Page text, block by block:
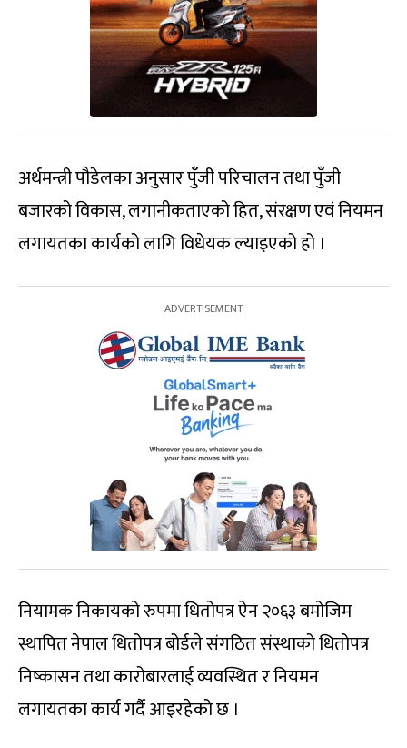
अर्थमन्त्री पौडेलका अनुसार पुँजी परिचालन तथा पुँजी
बजारको विकास, लगानीकताएको हित, संरक्षण एवं नियमन
लगायतका कार्यको लागि विधेयक ल्याइएको हो ।
नियामक निकायको रुपमा धितोपत्र ऐन २०६३ बमोजिम
स्थापित नेपाल धितोपत्र बोर्डले संगठित संस्थाको धितोपत्र
निष्कासन तथा कारोबारलाई व्यवस्थित र नियमन
लगायतका कार्य गर्दै आइरहेको छ ।